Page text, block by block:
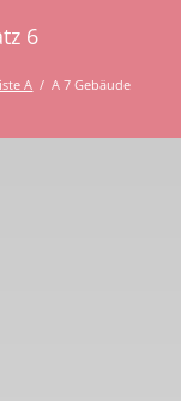
6
A
A 7 Gebäude